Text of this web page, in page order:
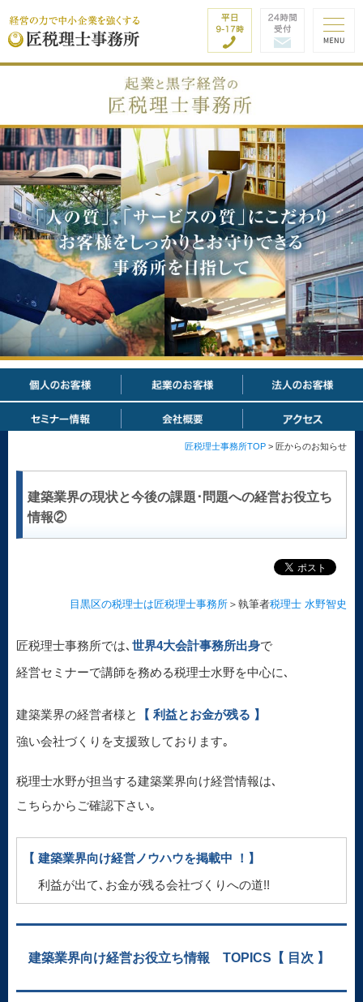
匠税理士事務所TOP > 匠からのお知らせ
建築業界の現状と今後の課題･問題への経営お役立ち
情報②
目黒区の税理士は匠税理士事務所 ＞執筆者税理士 水野智史
匠税理士事務所では､ 世界4大会計事務所出身で
経営セミナーで講師を務める税理士水野を中心に､
建築業界の経営者様と
【 利益とお金が残る 】
強い会社づくりを支援致しております｡
税理士水野が担当する建築業界向け経営情報は､
こちらからご確認下さい｡
【 建築業界向け経営ノウハウを掲載中 ！】
利益が出て､お金が残る会社づくりへの道!!
建築業界向け経営お役立ち情報 TOPICS【 目次 】